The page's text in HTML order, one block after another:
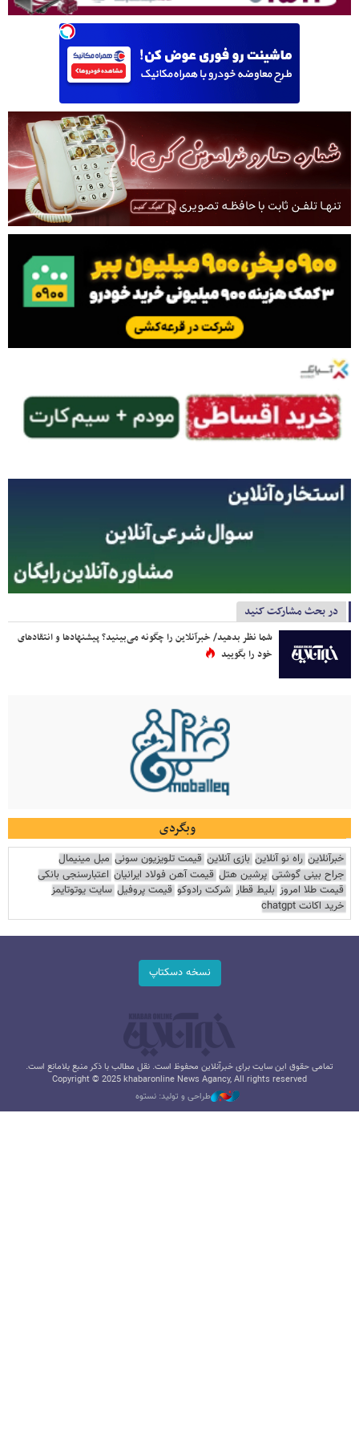
در بحث مشارکت کنید
شما نظر بدهید/ خبرآنلاین را چگونه می‌بینید؟ پیشنهادها و انتقادهای
خود را بگویید
وبگردی
خبرآنلاین راه نو آنلاین بازی آنلاین قیمت تلویزیون سونی مبل مینیمال
جراح بینی گوشتی پرشین هتل قیمت آهن فولاد ایرانیان اعتبارسنجی بانکی
قیمت طلا امروز بلیط قطار شرکت رادوکو قیمت پروفیل سایت یوتوتایمز
خرید اکانت chatgpt
نسخه دسکتاپ
تمامی حقوق این سایت برای خبرآنلاین محفوظ است. نقل مطالب با ذکر منبع بلامانع است.
Copyright © 2025 khabaronline News Agancy, All rights reserved
طراحی و تولید: نستوه